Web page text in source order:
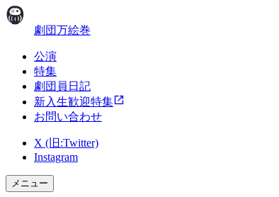
劇団万絵巻
公演
特集
劇団員日記
新入生歓迎特集
お問い合わせ
X (旧:Twitter)
Instagram
メニュー